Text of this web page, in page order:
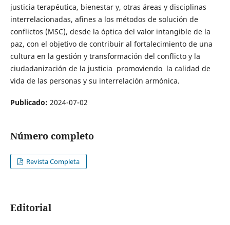
justicia terapéutica, bienestar y, otras áreas y disciplinas
interrelacionadas, afines a los métodos de solución de
conflictos (MSC), desde la óptica del valor intangible de la
paz, con el objetivo de contribuir al fortalecimiento de una
cultura en la gestión y transformación del conflicto y la
ciudadanización de la justicia promoviendo la calidad de
vida de las personas y su interrelación armónica.
Publicado: 2024-07-02
Número completo
Revista Completa
Editorial